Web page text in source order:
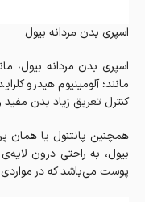
اسپری بدن مردانه بیول
اسپری بدن مردانه بیول،
مانند؛ آلومینیوم هیدرو
کنترل تعریق زیاد بدن
همچنین پانتنول یا همان
بیول، به راحتی درون
پوست می‌باشد که در